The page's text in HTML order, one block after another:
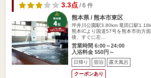
3.3点/ 6 件
熊本県 / 熊本市東区
坪井川公園駅3.80km 竜田口駅
熊本ICより国道57号を熊本市街方
後、すぐに左…
営業時間 6:00～24:00
入浴料金 550円～
日帰り 宿泊 露天風呂
クーポンあり